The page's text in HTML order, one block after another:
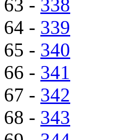
63 - 338
64 - 339
65 - 340
66 - 341
67 - 342
68 - 343